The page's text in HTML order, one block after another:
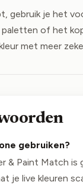
gebruik je het
of het
met meer
gebruiken?
& Paint Match is
je live kleuren